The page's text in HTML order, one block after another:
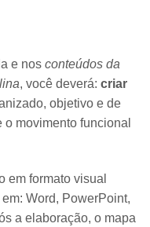
e nos conteúdos da
, você deverá: criar
objetivo e de
movimento funcional
em formato visual
Word, PowerPoint,
a elaboração, o mapa